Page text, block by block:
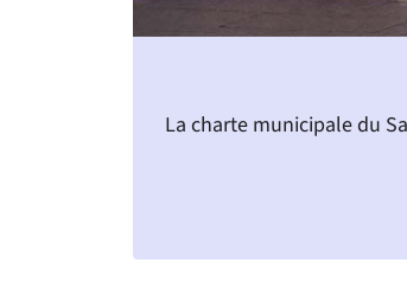
La charte municipale du